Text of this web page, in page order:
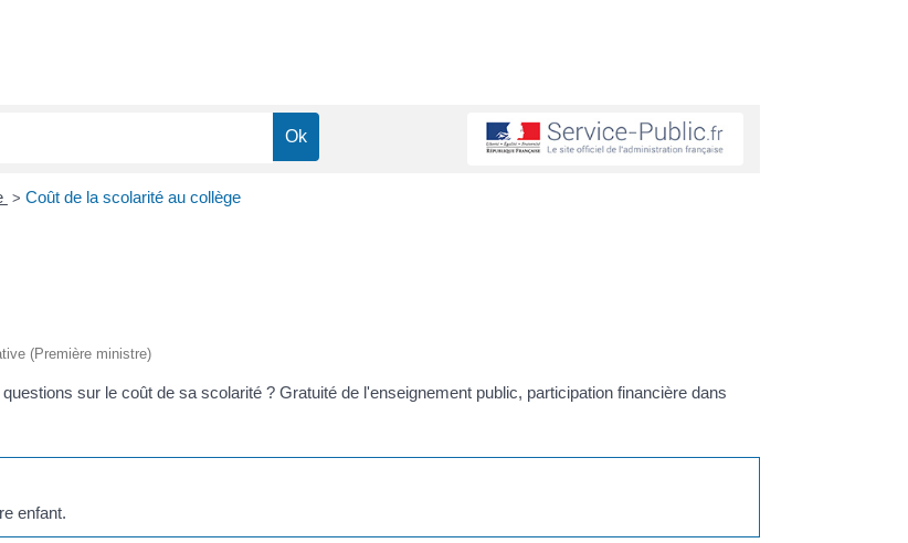
> Coût de la scolarité au collège
(Première ministre)
sur le coût de sa scolarité ? Gratuité de l'enseignement public, participation financière dans
enfant.